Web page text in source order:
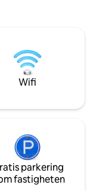
-
butiker i detta
Skapa värdefulla
Lane!
Wifi
parkering
fastigheten